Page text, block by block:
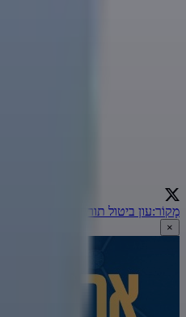
מָקוֹר:עון ביטול תורה | הרב אמנון יצחק
×